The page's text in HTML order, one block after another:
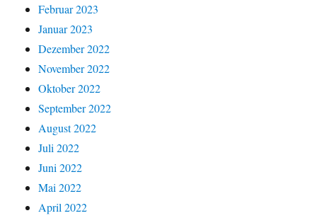
Februar 2023
Januar 2023
Dezember 2022
November 2022
Oktober 2022
September 2022
August 2022
Juli 2022
Juni 2022
Mai 2022
April 2022